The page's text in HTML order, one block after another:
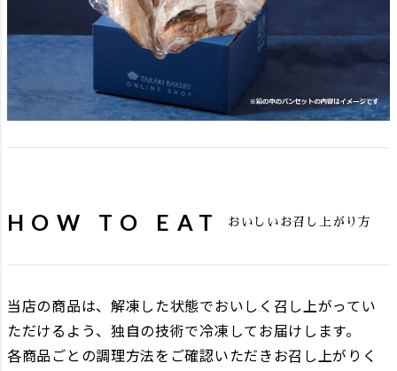
HOW TO EAT おいしいお召し上がり方
当店の商品は、解凍した状態でおいしく召し上がってい
ただけるよう、独自の技術で冷凍してお届けします。
各商品ごとの調理方法をご確認いただきお召し上がりく